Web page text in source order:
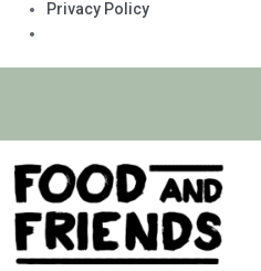
Privacy Policy